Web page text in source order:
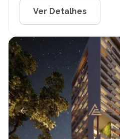
Ver Detalhes